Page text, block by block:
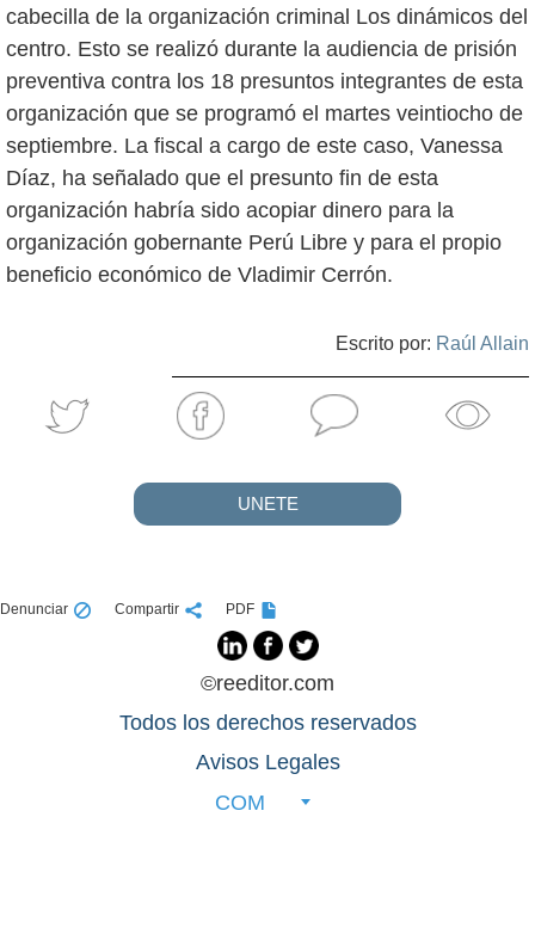
cabecilla de la organización criminal Los dinámicos del
centro. Esto se realizó durante la audiencia de prisión
preventiva contra los 18 presuntos integrantes de esta
organización que se programó el martes veintiocho de
septiembre. La fiscal a cargo de este caso, Vanessa
Díaz, ha señalado que el presunto fin de esta
organización habría sido acopiar dinero para la
organización gobernante Perú Libre y para el propio
beneficio económico de Vladimir Cerrón.
Escrito por: Raúl Allain
UNETE
Denunciar Compartir PDF
©reeditor.com
Todos los derechos reservados
Avisos Legales